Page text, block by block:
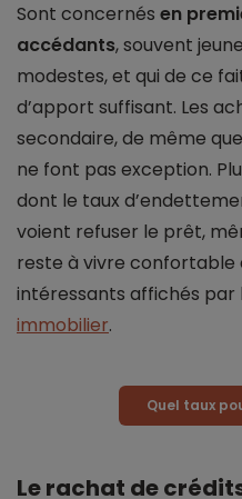
Sont concernés en
accédants, souvent
modestes, et qui de ce
d’apport suffisant. Les
secondaire, de même
ne font pas exception.
dont le taux
voient refuser le prêt,
reste à vivre confortable
intéressants affichés par
immobilier.
Quel taux
Le rachat de